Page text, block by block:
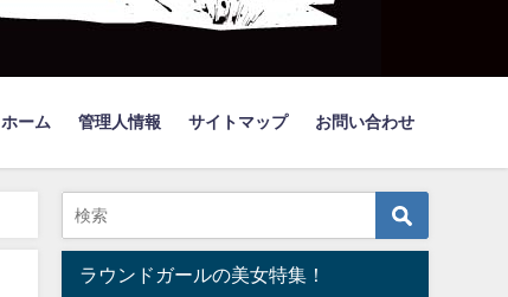
ホーム 管理人情報 サイトマップ お問い合わせ
ラウンドガールの美女特集！